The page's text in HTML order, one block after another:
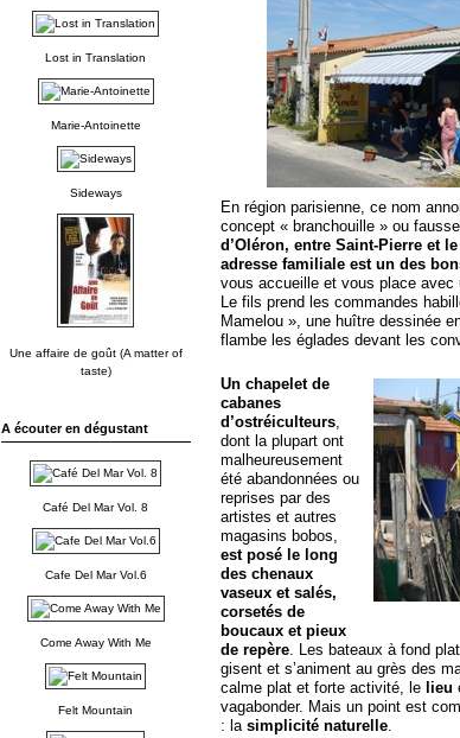
Lost in Translation
Marie-Antoinette
Sideways
Une affaire de goût (A matter of
taste)
A écouter en dégustant
Café Del Mar Vol. 8
Cafe Del Mar Vol.6
Come Away With Me
Felt Mountain
En région parisienne, ce nom
concept « branchouille » ou
d’Oléron, entre Saint-Pierre et
adresse familiale est un des
vous accueille et vous place avec
Le fils prend les commandes
Mamelou », une huître dessinée
flambe les églades devant les
Un chapelet de
cabanes
d’ostréiculteurs,
dont la plupart ont
malheureusement
été abandonnées ou
reprises par des
artistes et autres
magasins bobos,
est posé le long
des chenaux
vaseux et salés,
corsetés de
boucaux et pieux
de repère. Les bateaux à fond
gisent et s’animent au grès des
calme plat et forte activité, le lieu
vagabonder. Mais un point est
: la simplicité naturelle.